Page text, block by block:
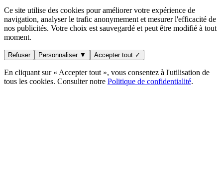
Ce site utilise des cookies pour améliorer votre expérience de
navigation, analyser le trafic anonymement et mesurer l'efficacité de
nos publicités. Votre choix est sauvegardé et peut être modifié à tout
moment.
Refuser Personnaliser ▼ Accepter tout ✓
En cliquant sur « Accepter tout », vous consentez à l'utilisation de
tous les cookies. Consulter notre Politique de confidentialité.